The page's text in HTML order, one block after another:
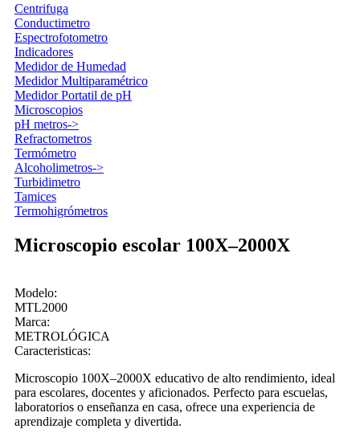
Centrifuga
Conductimetro
Espectrofotometro
Indicadores
Medidor de Humedad
Medidor Multiparamétrico
Medidor Portatil de pH
Microscopios
pH metros->
Refractometros
Termómetro
Alcoholimetros->
Turbidimetro
Tamices
Termohigrómetros
Microscopio escolar 100X–2000X
Modelo:
MTL2000
Marca:
METROLÓGICA
Caracteristicas:
Microscopio 100X–2000X educativo de alto rendimiento, ideal
para escolares, docentes y aficionados. Perfecto para escuelas,
laboratorios o enseñanza en casa, ofrece una experiencia de
aprendizaje completa y divertida.